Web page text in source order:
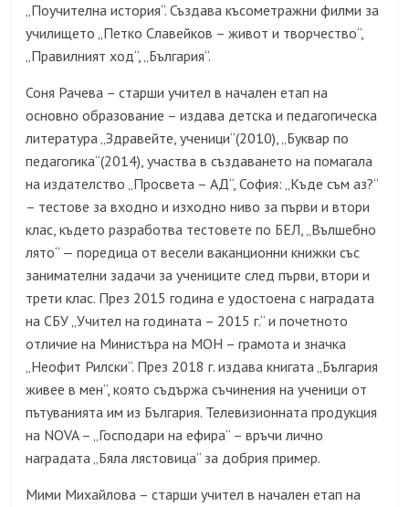
„Поучителна история“. Създава късометражни филми за
училището „Петко Славейков – живот и творчество“,
„Правилният ход“, „България“.
Соня Рачева – старши учител в начален етап на
основно образование – издава детска и педагогическа
литература „Здравейте, ученици“(2010), „Буквар по
педагогика“(2014), участва в създаването на помагала
на издателство „Просвета – АД“, София: „Къде съм аз?“
– тестове за входно и изходно ниво за първи и втори
клас, където разработва тестовете по БЕЛ, „Вълшебно
лято“ — поредица от весели ваканционни книжки със
занимателни задачи за учениците след първи, втори и
трети клас. През 2015 година е удостоена с наградата
на СБУ „Учител на годината – 2015 г.“ и почетното
отличие на Министъра на МОН – грамота и значка
„Неофит Рилски“. През 2018 г. издава книгата „България
живее в мен“, която съдържа съчинения на ученици от
пътуванията им из България. Телевизионната продукция
на NOVA – „Господари на ефира“ – връчи лично
наградата „Бяла лястовица“ за добрия пример.
Мими Михайлова – старши учител в начален етап на